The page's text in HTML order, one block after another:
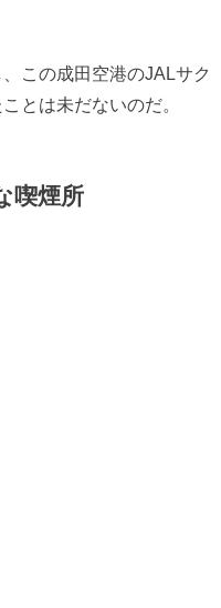
この成田空港のJALサク
とは未だないのだ。
喫煙所